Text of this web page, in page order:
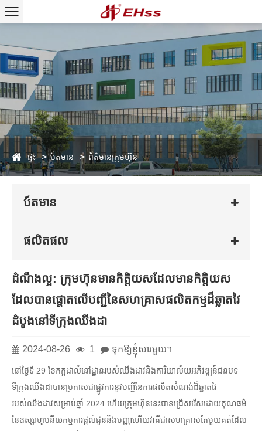
ផ្ទះ ប៍តមាន ព័ត៌មានក្រុមហ៊ុន
ប៍តមាន
ផលិតផល
ដំណឹងល្អ: ក្រុមហ៊ុនមានកិត្តិយសដែលមានកិត្តិយស
ដែលបានផ្តោតលើបញ្ជីនៃសហគ្រាសផលិតកម្មដ៏ឆ្លាតវៃ
ដំបូងនៅទីក្រុងឈីងដា
2024-08-26 1 ទុកឱ្យខ្ញុំសារមួយ។
នៅថ្ងៃទី 29 ខែកក្កដាលំនៅដ្ឋានរបស់ឈីងដាវនិងការិយាល័យអភិវឌ្ឍន៍ជនបទ
ទីក្រុងឈីងដាបានប្រកាសជាផ្លូវការនូវបញ្ជីនៃការផលិតសំណង់ដ៏ឆ្លាតវៃ
របស់ឈីងដាវសម្រាប់ឆ្នាំ 2024 ហើយក្រុមហ៊ុននេះបានជ្រើសរើសដោយគុណធម៌
នៃឧស្សាហូបនីយកម្មការផ្តល់ជូននិងបញ្ញាហើយវាគឺជាសហគ្រាសតែមួយគត់ដែល